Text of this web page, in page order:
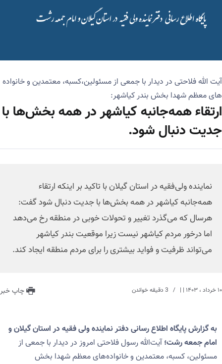
آیت الله فلاحتی در دیدار با جمعی از مسئولین،کسبه، معتمدین و خانواده
های معظم شهدا بخش بندر کیاشهر:
ارتقاء همه‌جانبه کیاشهر در همه بخش‌ها با
جدیت دنبال شود.
نماینده ولی‌فقیه در استان گیلان با تاکید بر اینکه ارتقاء
همه‌جانبه کیاشهر در همه بخش‌ها با جدیت دنبال شود گفت:
هرسال که‌ می‌گذرد تغییر و تحولات خوبی در منطقه رخ می‌دهد
اما درخور مردم کیاشهر نیست زیرا موقعیت بندر کیاشهر
می‌تواند ظرفیت‌ و فواید بیشتری را برای مردم منطقه ایجاد کند.
۱۰ خرداد ، ۱۴۰۳ | | چاپ خبر
به گزارش پایگاه اطلاع رسانی دفتر نماینده ولی فقیه در استان گیلان و
امام جمعه رشت؛آیت‌الله رسول فلاحتی امروز در دیدار با جمعی از
مسئولین، کسبه، معتمدین و خانواده‌های معظم شهدا بخش